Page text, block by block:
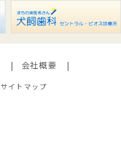
会社概要
サイトマップ